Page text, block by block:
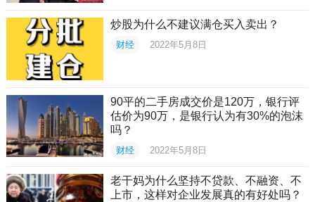
炒股为什么不建议满仓买入卖出？
财经 2022年5月8日
90平的二手房成交价是120万，银行评
估价为90万，是银行认为有30%的泡沫
吗？
财经 2022年5月8日
老干妈为什么坚持不贷款、不融资、不
上市，这样对企业发展真的有好处吗？